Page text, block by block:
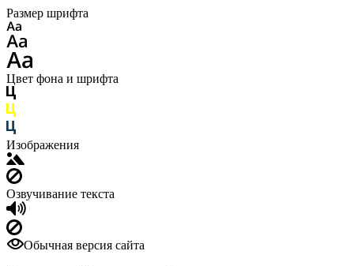
Размер шрифта
Цвет фона и шрифта
Изображения
Озвучивание текста
Обычная версия сайта